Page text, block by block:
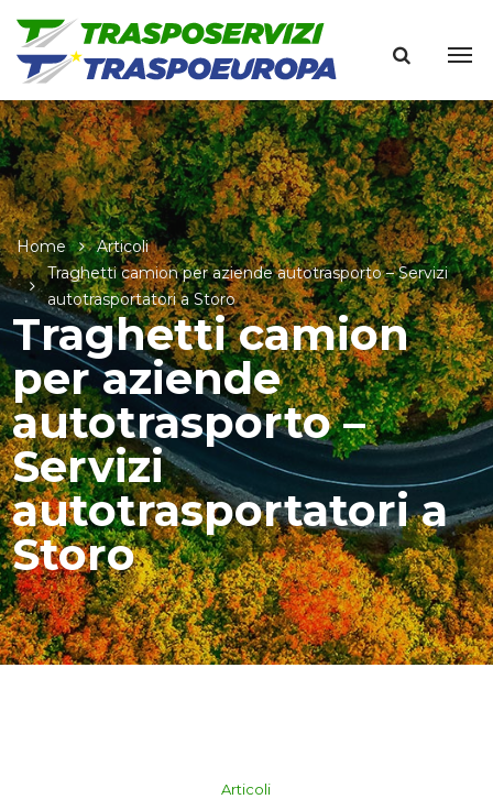
Home
Articoli
Traghetti camion per aziende autotrasporto – Servizi
autotrasportatori a Storo
Traghetti camion
per aziende
autotrasporto –
Servizi
autotrasportatori a
Storo
Articoli